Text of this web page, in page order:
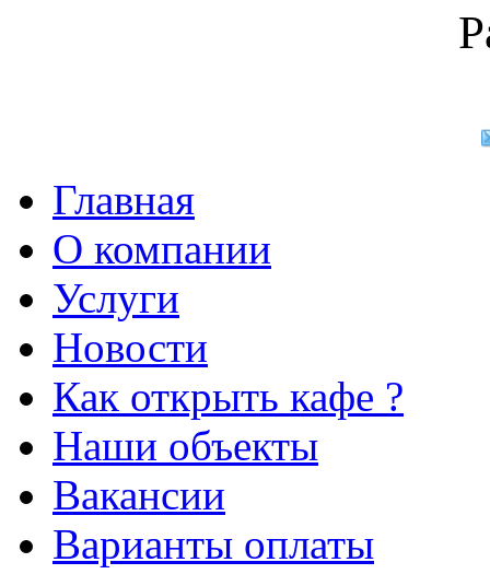
Главная
О компании
Услуги
Новости
Как открыть кафе ?
Наши объекты
Вакансии
Варианты оплаты